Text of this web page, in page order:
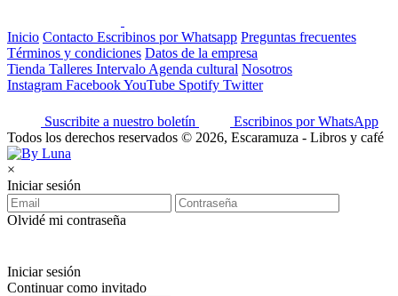
Inicio Contacto Escribinos por Whatsapp Preguntas frecuentes
Términos y condiciones Datos de la empresa
Tienda Talleres Intervalo Agenda cultural Nosotros
Instagram FacebookYouTube Spotify Twitter
Suscribite a nuestro boletín
Escribinos por WhatsApp
Todos los derechos reservados © 2026, Escaramuza - Libros y café
×
Iniciar sesión
Olvidé mi contraseña
Iniciar sesión
Continuar como invitado